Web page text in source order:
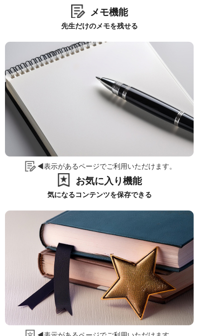
メモ機能
先生だけのメモを残せる
◀表示があるページでご利用いただけます。
お気に入り機能
気になるコンテンツを保存できる